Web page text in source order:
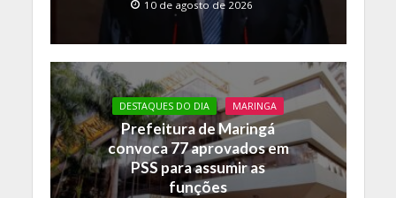
10 de agosto de 2026
DESTAQUES DO DIA MARINGA
Prefeitura de Maringá
convoca 77 aprovados em
PSS para assumir as
funções